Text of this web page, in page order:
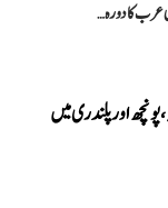
پونچھ اور پلندری میں